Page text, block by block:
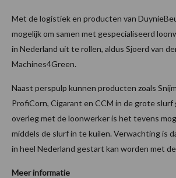
Met de logistiek en producten van
mogelijk om samen met gespecialiseerd
in Nederland uit te rollen, aldus Sjoerd van
Machines4Green.
Naast perspulp kunnen producten zoals
ProfiCorn, Cigarant en CCM in de grote
overleg met de loonwerker is het tevens
middels de slurf in te kuilen. Verwachting is
in heel Nederland gestart kan worden met
Meer informatie